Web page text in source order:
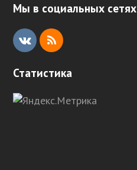
Мы в социальных сетях
V
R
Статистика